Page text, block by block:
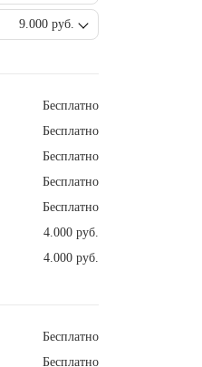
9.000 руб.
Бесплатно
Бесплатно
Бесплатно
Бесплатно
Бесплатно
4.000 руб.
4.000 руб.
Бесплатно
Бесплатно